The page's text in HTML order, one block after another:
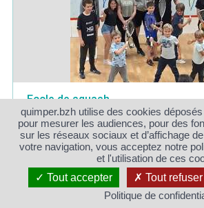
Ecole de squash
La première école de squash du Sud
en Septembre 2019. Encadré par trois
diplômés par la Fédération Française
enfant va découvrir les joies de ce
[...]
quimper.bzh utilise des cookies
pour mesurer les audiences, pour des
sur les réseaux sociaux et d’affichage
votre navigation, vous acceptez notre
et l'utilisation de ces
Tout accepter
Tout refuser
Politique de